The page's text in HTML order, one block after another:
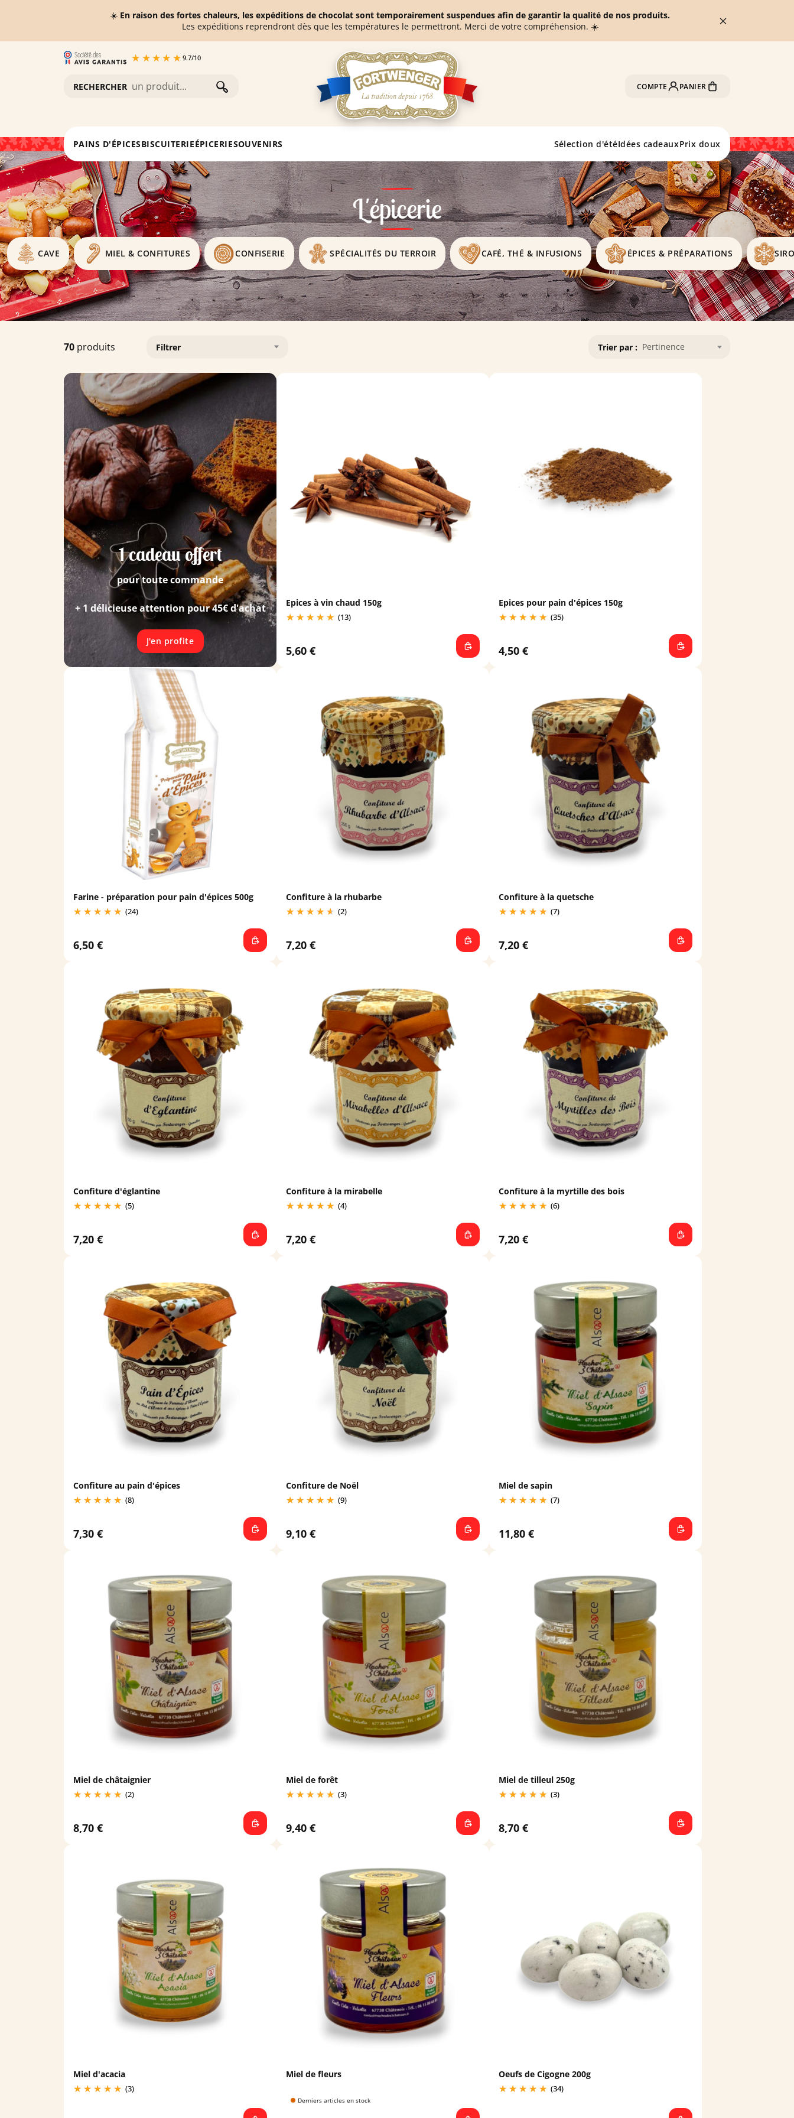
☀️ En raison des fortes chaleurs, les expéditions de chocolat sont temporairement suspendues afin de garantir la qualité de nos produits.
Les expéditions reprendront dès que les températures le permettront. Merci de votre compréhension. ☀️
RECHERCHER COMPTE PANIER
PAINS D'ÉPICESBISCUITERIEÉPICERIESOUVENIRS Sélection d'étéIdées cadeauxPrix doux
L'épicerie
CAVE MIEL & CONFITURES CONFISERIE SPÉCIALITÉS DU TERROIR CAFÉ, THÉ & INFUSIONS ÉPICES & PRÉPARATIONS
70 produits Trier par : Pertinence
Filtrer
1 cadeau offert
pour toute commande
+ 1 délicieuse attention pour 45€ d'achat
J'en profite
Epices à vin chaud 150g
(13)
5,60 €
Epices pour pain d'épices 150g
(35)
4,50 €
Farine - préparation pour pain d'épices 500g
(24)
6,50 €
Confiture à la rhubarbe
(2)
7,20 €
Confiture à la quetsche
(7)
7,20 €
Confiture d'églantine
(5)
7,20 €
Confiture à la mirabelle
(4)
7,20 €
Confiture à la myrtille des bois
(6)
7,20 €
Confiture au pain d'épices
(8)
7,30 €
Confiture de Noël
(9)
9,10 €
Miel de sapin
(7)
11,80 €
Miel de châtaignier
(2)
8,70 €
Miel de forêt
(3)
9,40 €
Miel de tilleul 250g
(3)
8,70 €
Miel d'acacia
(3)
Miel de fleurs
Derniers articles en stock
Oeufs de Cigogne 200g
(34)